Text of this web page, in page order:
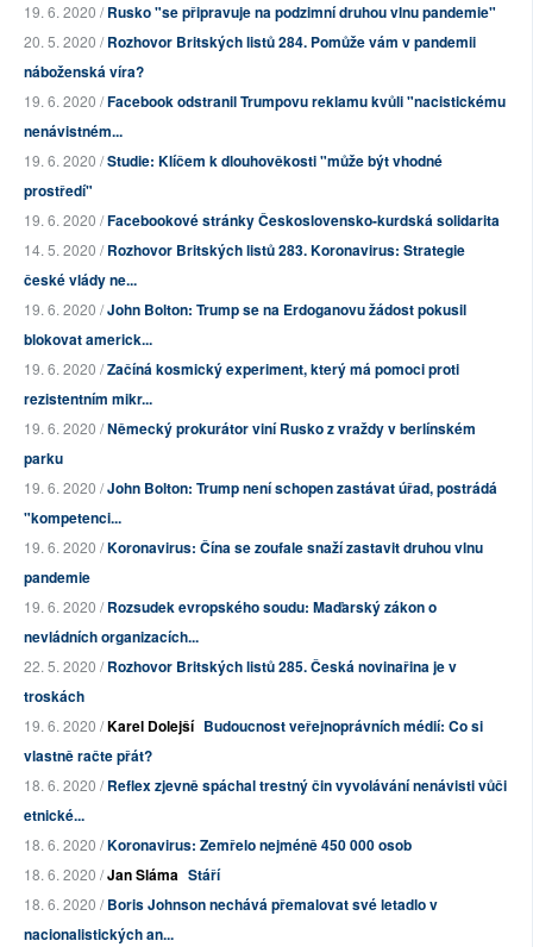
19. 6. 2020 /Rusko "se připravuje na podzimní druhou vlnu pandemie"
20. 5. 2020 /Rozhovor Britských listů 284. Pomůže vám v pandemii
náboženská víra?
19. 6. 2020 /Facebook odstranil Trumpovu reklamu kvůli "nacistickému
nenávistném...
19. 6. 2020 /Studie: Klíčem k dlouhověkosti "může být vhodné
prostředí"
19. 6. 2020 /Facebookové stránky Československo-kurdská solidarita
14. 5. 2020 /Rozhovor Britských listů 283. Koronavirus: Strategie
české vlády ne...
19. 6. 2020 /John Bolton: Trump se na Erdoganovu žádost pokusil
blokovat americk...
19. 6. 2020 /Začíná kosmický experiment, který má pomoci proti
rezistentním mikr...
19. 6. 2020 /Německý prokurátor viní Rusko z vraždy v berlínském
parku
19. 6. 2020 /John Bolton: Trump není schopen zastávat úřad, postrádá
"kompetenci...
19. 6. 2020 /Koronavirus: Čína se zoufale snaží zastavit druhou vlnu
pandemie
19. 6. 2020 /Rozsudek evropského soudu: Maďarský zákon o
nevládních organizacích...
22. 5. 2020 /Rozhovor Britských listů 285. Česká novinařina je v
troskách
19. 6. 2020 /Karel Dolejší Budoucnost veřejnoprávních médií: Co si
vlastně račte přát?
18. 6. 2020 /Reflex zjevně spáchal trestný čin vyvolávání nenávisti vůči
etnické...
18. 6. 2020 /Koronavirus: Zemřelo nejméně 450 000 osob
18. 6. 2020 /Jan Sláma Stáří
18. 6. 2020 /Boris Johnson nechává přemalovat své letadlo v
nacionalistických an...